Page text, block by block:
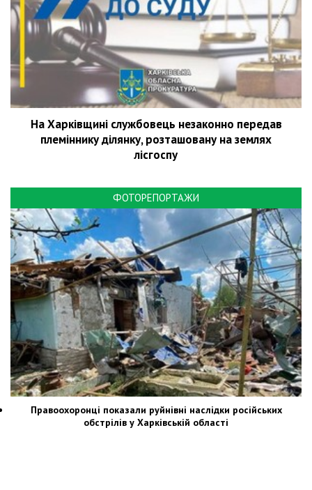
На Харківщині службовець незаконно передав
племіннику ділянку, розташовану на землях
лісгоспу
ФОТОРЕПОРТАЖИ
Правоохоронці показали руйнівні наслідки російських
обстрілів у Харківській області